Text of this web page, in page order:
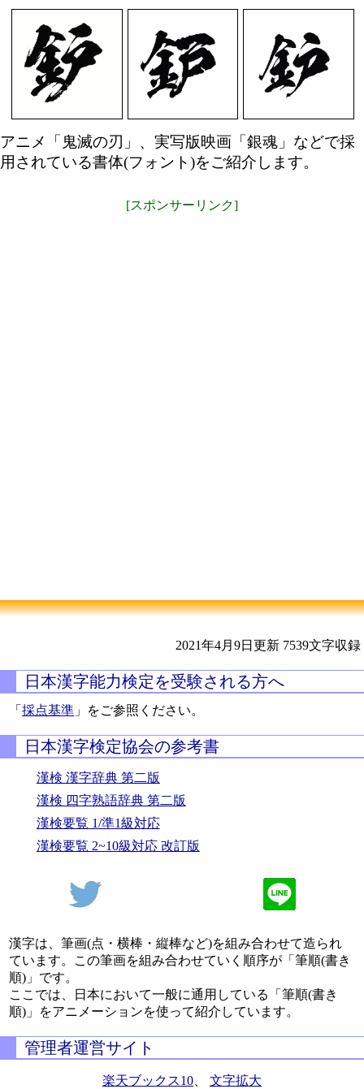
アニメ「鬼滅の刃」、実写版映画「銀魂」などで採
用されている書体(フォント)をご紹介します。
[スポンサーリンク]
2021年4月9日更新 7539文字収録
日本漢字能力検定を受験される方へ
「採点基準 」をご参照ください。
日本漢字検定協会の参考書
漢検 漢字辞典 第二版
漢検 四字熟語辞典 第二版
漢検要覧 1/準1級対応
漢検要覧 2~10級対応 改訂版
漢字は、筆画(点・横棒・縦棒など)を組み合わせて造られ
ています。この筆画を組み合わせていく順序が「筆順(書き
順)」です。
ここでは、日本において一般に通用している「筆順(書き
順)」をアニメーションを使って紹介しています。
管理者運営サイト
楽天ブックス10 文字拡大